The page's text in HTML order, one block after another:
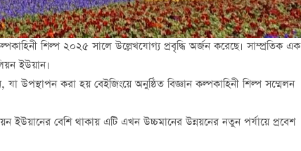
শিল্প ২০২৫ সালে উল্লেখযোগ্য প্রবৃদ্ধি অর্জন করেছে। সাম্প্রতিক এক
ইউয়ান।
যা উপস্থাপন করা হয় বেইজিংয়ে অনুষ্ঠিত বিজ্ঞান কল্পকাহিনী শিল্প সম্মেলন
বেশি থাকায় এটি এখন উচ্চমানের উন্নয়নের নতুন পর্যায়ে প্রবেশ